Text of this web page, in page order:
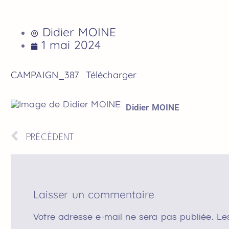
Didier MOINE
1 mai 2024
CAMPAIGN_387 Télécharger
Didier MOINE
PRÉCÉDENT
Laisser un commentaire
Votre adresse e-mail ne sera pas publiée.